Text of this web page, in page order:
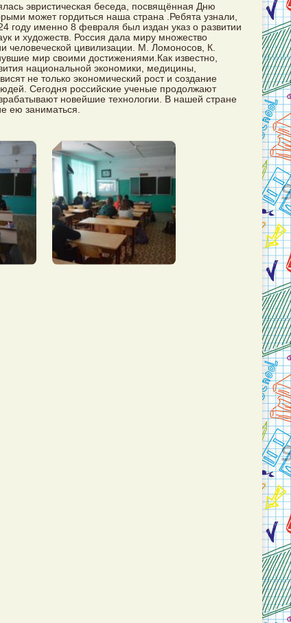
эвристическая беседа, посвящённая Дню
может гордиться наша страна .Ребята узнали,
году именно 8 февраля был издан указ о развитии
и художеств. Россия дала миру множество
человеческой цивилизации. М. Ломоносов, К.
мир своими достижениями.Как известно,
национальной экономики, медицины,
не только экономический рост и создание
Сегодня российские ученые продолжают
новейшие технологии. В нашей стране
ею заниматься.